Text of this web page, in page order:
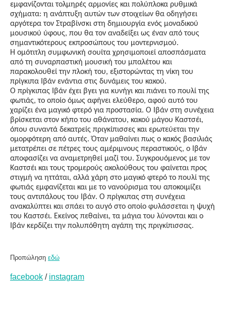
εμφανίζονται τολμηρές αρμονίες και πολύπλοκα ρυθμικά
σχήματα: η ανάπτυξη αυτών των στοιχείων θα οδηγήσει
αργότερα τον Στραβίνσκι στη δημιουργία ενός μοναδικού
μουσικού ύφους, που θα τον αναδείξει ως έναν από τους
σημαντικότερους εκπροσώπους του μοντερνισμού.
Η ομότιτλη συμφωνική σουίτα χρησιμοποιεί αποσπάσματα
από τη συναρπαστική μουσική του μπαλέτου και
παρακολουθεί την πλοκή του, εξιστορώντας τη νίκη του
πρίγκιπα Ιβάν ενάντια στις δυνάμεις του κακού.
Ο πρίγκιπας Ιβάν έχει βγει για κυνήγι και πιάνει το πουλί της
φωτιάς, το οποίο όμως αφήνει ελεύθερο, αφού αυτό του
χαρίζει ένα μαγικό φτερό για προστασία. Ο Ιβάν στη συνέχεια
βρίσκεται στον κήπο του αθάνατου, κακού μάγου Καστσέι,
όπου συναντά δεκατρείς πριγκίπισσες και ερωτεύεται την
ομορφότερη από αυτές. Όταν μαθαίνει πως ο κακός βασιλιάς
μετατρέπει σε πέτρες τους αμέριμνους περαστικούς, ο Ιβάν
αποφασίζει να αναμετρηθεί μαζί του. Συγκρουόμενος με τον
Καστσέι και τους τρομερούς ακολούθους του φαίνεται προς
στιγμή να ηττάται, αλλά χάρη στο μαγικό φτερό το πουλί της
φωτιάς εμφανίζεται και με το νανούρισμα του αποκοιμίζει
τους αντιπάλους του Ιβάν. Ο πρίγκιπας στη συνέχεια
ανακαλύπτει και σπάει το αυγό στο οποίο φυλάσσεται η ψυχή
του Καστσέι. Εκείνος πεθαίνει, τα μάγια του λύνονται και ο
Ιβάν κερδίζει την πολυπόθητη αγάπη της πριγκίπισσας.
Προπώληση εδώ
facebook / instagram